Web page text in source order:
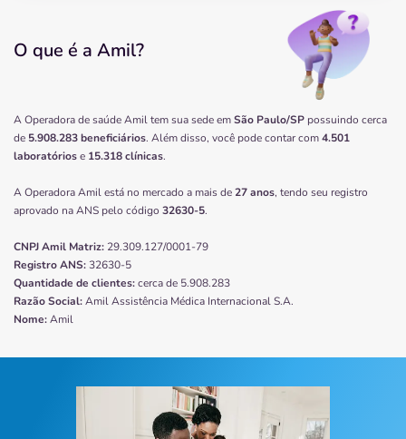
O que é a Amil?
A Operadora de saúde Amil tem sua sede emSão Paulo/SP possuindo cerca
de 5.908.283 beneficiários. Além disso, você pode contar com4.501
laboratóriose 15.318 clínicas.
A Operadora Amil está no mercado a mais de27 anos, tendo seu registro
aprovado na ANS pelo código 32630-5.
CNPJAmil Matriz: 29.309.127/0001-79
Registro ANS:32630-5
Quantidade de clientes:cerca de 5.908.283
Razão Social:Amil Assistência Médica Internacional S.A.
Nome:Amil